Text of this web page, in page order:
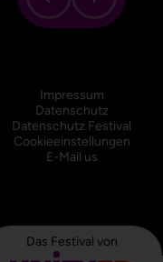
Impressum
Datenschutz
Datenschutz Festival
Cookieeinstellungen
E-Mail us
Das Festival von